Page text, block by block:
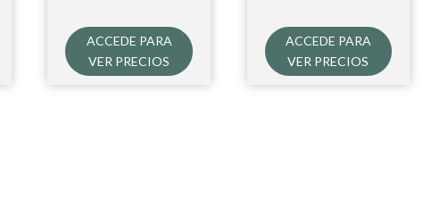
ACCEDE PARA
VER PRECIOS
ACCEDE PARA
VER PRECIOS